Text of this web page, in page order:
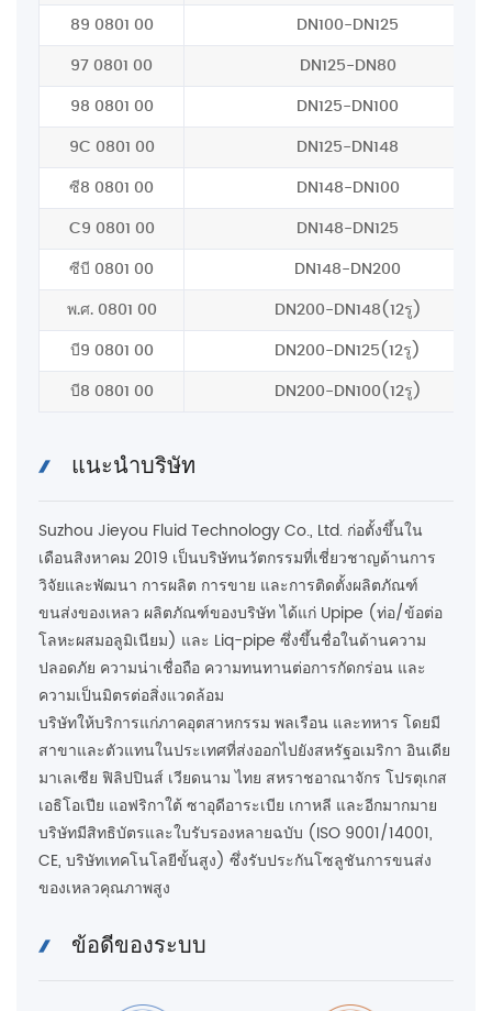
89 0801 00 DN100-DN125
97 0801 00 DN125-DN80
98 0801 00 DN125-DN100
9C 0801 00 DN125-DN148
ซี8 0801 00 DN148-DN100
C9 0801 00 DN148-DN125
ซีบี 0801 00 DN148-DN200
พ.ศ. 0801 00 DN200-DN148(12รู)
บี9 0801 00 DN200-DN125(12รู)
บี8 0801 00 DN200-DN100(12รู)
แนะนำบริษัท
Suzhou Jieyou Fluid Technology Co., Ltd. ก่อตั้งขึ้นใน
เดือนสิงหาคม 2019 เป็นบริษัทนวัตกรรมที่เชี่ยวชาญด้านการ
วิจัยและพัฒนา การผลิต การขาย และการติดตั้งผลิตภัณฑ์
ขนส่งของเหลว ผลิตภัณฑ์ของบริษัท ได้แก่ Upipe (ท่อ/ข้อต่อ
โลหะผสมอลูมิเนียม) และ Liq-pipe ซึ่งขึ้นชื่อในด้านความ
ปลอดภัย ความน่าเชื่อถือ ความทนทานต่อการกัดกร่อน และ
ความเป็นมิตรต่อสิ่งแวดล้อม
บริษัทให้บริการแก่ภาคอุตสาหกรรม พลเรือน และทหาร โดยมี
สาขาและตัวแทนในประเทศที่ส่งออกไปยังสหรัฐอเมริกา อินเดีย
มาเลเซีย ฟิลิปปินส์ เวียดนาม ไทย สหราชอาณาจักร โปรตุเกส
เอธิโอเปีย แอฟริกาใต้ ซาอุดีอาระเบีย เกาหลี และอีกมากมาย
บริษัทมีสิทธิบัตรและใบรับรองหลายฉบับ (ISO 9001/14001,
CE, บริษัทเทคโนโลยีขั้นสูง) ซึ่งรับประกันโซลูชันการขนส่ง
ของเหลวคุณภาพสูง
ข้อดีของระบบ